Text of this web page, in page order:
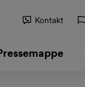
Kontakt